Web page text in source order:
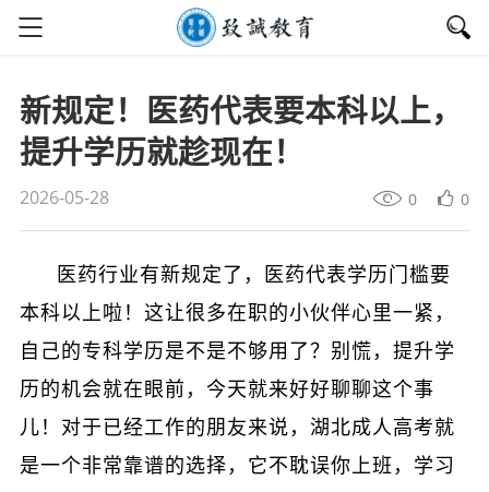
新规定！医药代表要本科以上，
提升学历就趁现在！
2026-05-28 0 0
医药行业有新规定了，医药代表学历门槛要
本科以上啦！这让很多在职的小伙伴心里一紧，
自己的专科学历是不是不够用了？别慌，提升学
历的机会就在眼前，今天就来好好聊聊这个事
儿！对于已经工作的朋友来说，湖北成人高考就
是一个非常靠谱的选择，它不耽误你上班，学习